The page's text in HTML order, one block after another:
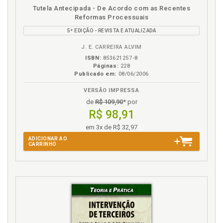
Falsidade de prova, p. 65
incompetente, p. 34
Indeferimento da inicial com base no art. 295, p. 142
Instrução. Conclusão. Prazo para apresentação das
razões finais. Art. 493, p. 181
Interesse processual. Falta, p. 151
Intervenção de terceiros, p. 113
Invalidação de confissão,desistência ou transação,
Juiz. Prevaricação, concussão e corrupção do juiz, p.
na
Tutela Antecipada - De Acordo com as Recentes
Reformas Processuais
5ª EDIÇÃO - REVISTA E ATUALIZADA
J. E. CARREIRA ALVIM
ISBN: 853621257-8
Páginas: 228
Publicado em: 08/06/2006
VERSÃO IMPRESSA
deR$ 109,90* por
R$ 98,91
em 3x de R$ 32,97
ADICIONAR AO
CARRINHO